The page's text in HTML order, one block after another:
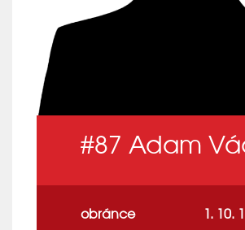
#87 Adam
obránce 1. 10.